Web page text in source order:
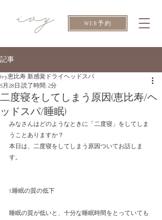
WEB予約
記事
二度寝をしてしまう原因(恵比寿/ヘ
ッドスパ/睡眠)
ivy恵比寿 新感覚ドライヘッドスパ
5月28日 読了時間: 2分
みなさんはどのようなときに「二度寝」をしてしま
うことありますか？
本日は、二度寝をしてしまう原因ついてお話しま
す。
1.睡眠の質の低下
睡眠の質が低いと、十分な睡眠時間をとっていても